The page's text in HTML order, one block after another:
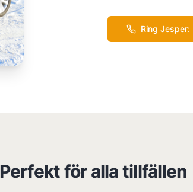
Ring Jesper:
Perfekt för alla tillfällen